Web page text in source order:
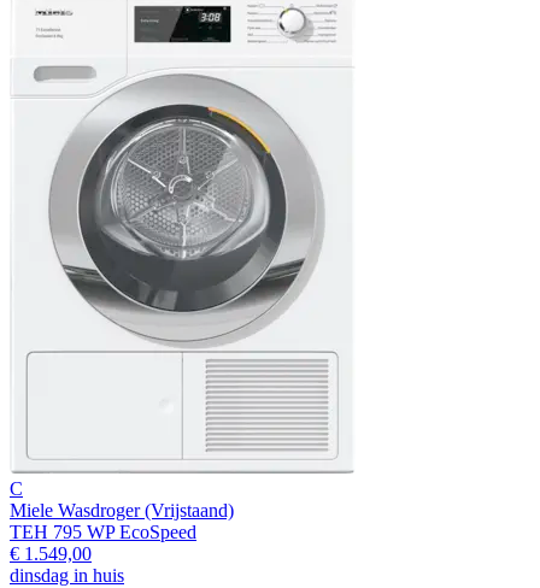
C
Miele Wasdroger (Vrijstaand)
TEH 795 WP EcoSpeed
€ 1.549,00
dinsdag in huis